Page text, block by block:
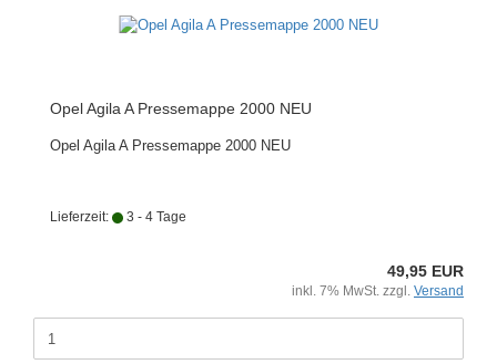
Opel Agila A Pressemappe 2000 NEU
Opel Agila A Pressemappe 2000 NEU
Lieferzeit: 3 - 4 Tage
49,95 EUR
inkl. 7% MwSt. zzgl. Versand